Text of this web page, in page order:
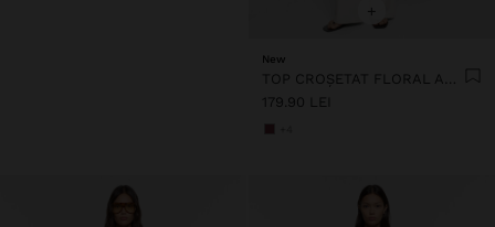
+
New
TOP CROȘETAT FLORAL AMB 100% BUMBAC
179.90 LEI